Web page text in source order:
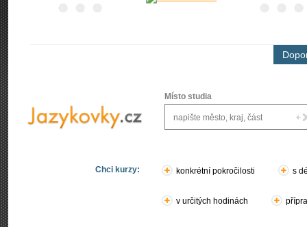
Místo studia
Chci kurzy: konkrétní pokročilosti s
v určitých hodinách